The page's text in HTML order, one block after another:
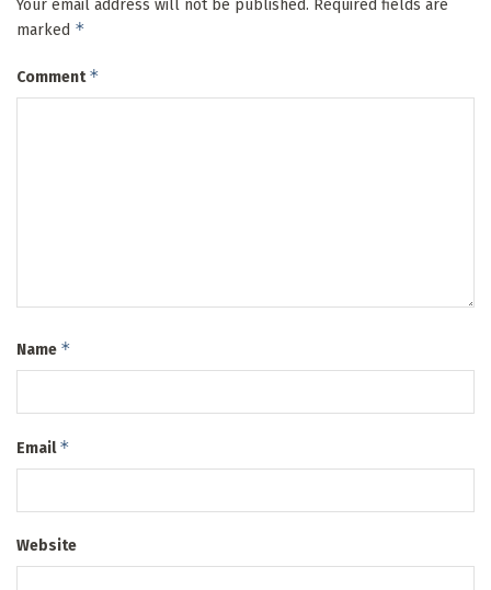
Your email address will not be published. Required fields are
marked *
Comment*
Name *
Email*
Website